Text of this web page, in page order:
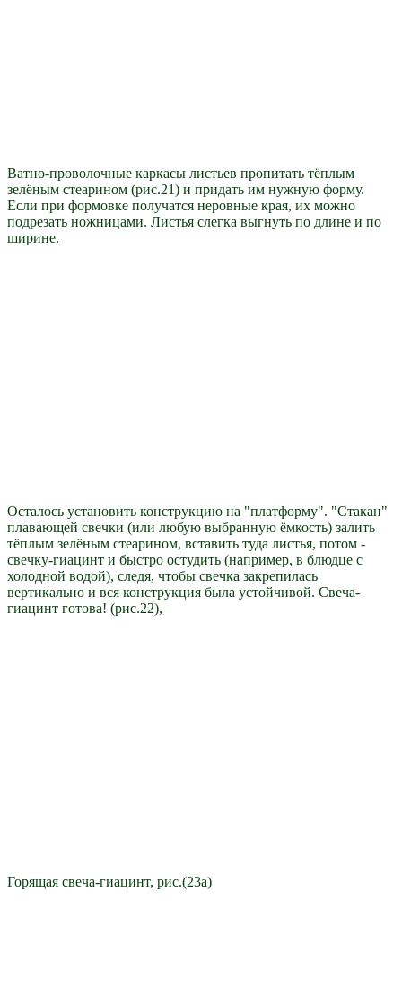
Ватно-проволочные каркасы листьев пропитать тёплым
зелёным стеарином (рис.21) и придать им нужную форму.
Если при формовке получатся неровные края, их можно
подрезать ножницами. Листья слегка выгнуть по длине и по
ширине.
Осталось установить конструкцию на "платформу". "Стакан"
плавающей свечки (или любую выбранную ёмкость) залить
тёплым зелёным стеарином, вставить туда листья, потом -
свечку-гиацинт и быстро остудить (например, в блюдце с
холодной водой), следя, чтобы свечка закрепилась
вертикально и вся конструкция была устойчивой. Свеча-
гиацинт готова! (рис.22),
Горящая свеча-гиацинт, рис.(23а)